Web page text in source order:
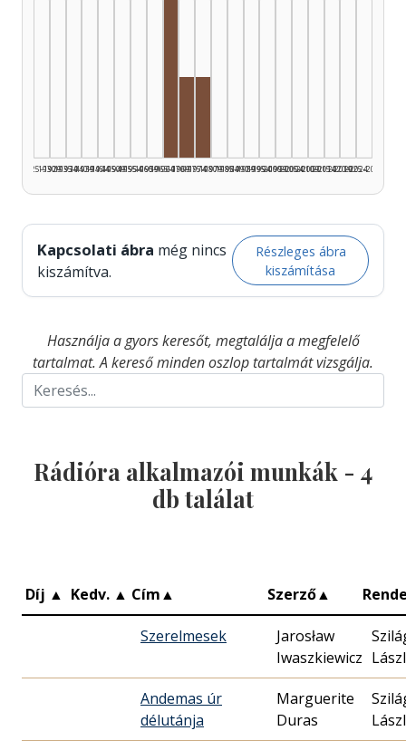
1925–1929
1930–1934
1935–1939
1940–1944
1945–1949
1950–1954
1955–1959
1960–1964
1965–1969
1970–1974
1975–1979
1980–1984
1985–1989
1990–1994
1995–1999
2000–2004
2005–2009
2010–2014
2015–2019
2020–2024
2025–2026
Kapcsolati ábra még nincs
kiszámítva.
Részleges ábra
kiszámítása
Használja a gyors keresőt, megtalálja a megfelelő
tartalmat. A kereső minden oszlop tartalmát vizsgálja.
Rádióra alkalmazói munkák - 4
db találat
Díj ▲ Kedv. ▲ Cím▲ Szerző▲
Szerelmesek
Jarosław
Iwaszkiewicz
Andemas úr
délutánja
Marguerite
Duras